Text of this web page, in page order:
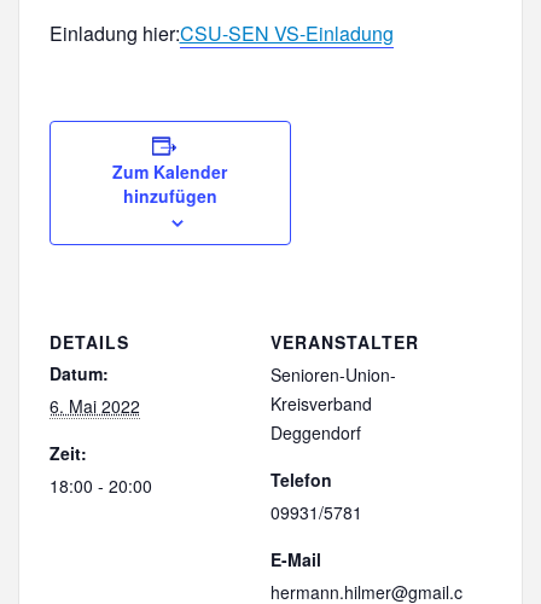
Einladung hier:CSU-SEN VS-Einladung
Zum Kalender
hinzufügen
DETAILS
Datum:
6. Mai 2022
Zeit:
18:00 - 20:00
VERANSTALTER
Senioren-Union-
Kreisverband
Deggendorf
Telefon
09931/5781
E-Mail
hermann.hilmer@gmail.c